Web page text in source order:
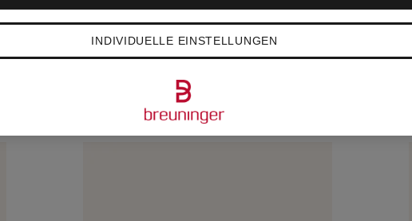
Sortieren nach:
INDIVIDUELLE EINSTELLUNGEN